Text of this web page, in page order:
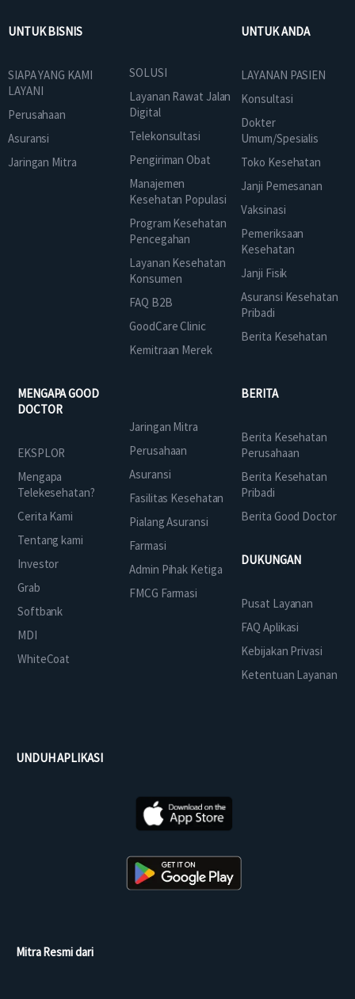
UNTUK BISNIS
SIAPA YANG KAMI
LAYANI
Perusahaan
Asuransi
Jaringan Mitra
SOLUSI
Layanan Rawat Jalan
Digital
Telekonsultasi
Pengiriman Obat
Manajemen
Kesehatan Populasi
Program Kesehatan
Pencegahan
Layanan Kesehatan
Konsumen
FAQ B2B
GoodCare Clinic
Kemitraan Merek
UNTUK ANDA
LAYANAN PASIEN
Konsultasi
Dokter
Umum/Spesialis
Toko Kesehatan
Janji Pemesanan
Vaksinasi
Pemeriksaan
Kesehatan
Janji Fisik
Asuransi Kesehatan
Pribadi
Berita Kesehatan
MENGAPA GOOD
DOCTOR
EKSPLOR
Mengapa
Telekesehatan?
Cerita Kami
Tentang kami
Investor
Grab
Softbank
MDI
WhiteCoat
Jaringan Mitra
Perusahaan
Asuransi
Fasilitas Kesehatan
Pialang Asuransi
Farmasi
Admin Pihak Ketiga
FMCG Farmasi
BERITA
Berita Kesehatan
Perusahaan
Berita Kesehatan
Pribadi
Berita Good Doctor
DUKUNGAN
Pusat Layanan
FAQ Aplikasi
Kebijakan Privasi
Ketentuan Layanan
UNDUH APLIKASI
Mitra Resmi dari